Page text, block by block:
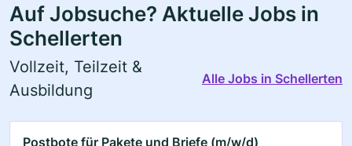
Auf Jobsuche? Aktuelle Jobs in
Schellerten
Vollzeit, Teilzeit &
Ausbildung
Alle Jobs in Schellerten
Postbote für Pakete und Briefe (m/w/d)